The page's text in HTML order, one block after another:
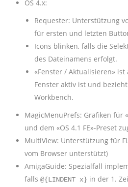
OS 4.x:
Requester: Unterstützung
für ersten und letzten
Icons blinken, falls die
des Dateinamens erfolgt.
«Fenster / Aktualisieren»
Fenster aktiv ist und
Workbench.
MagicMenuPrefs: Grafiken für
und dem «OS 4.1 FE»-Preset
MultiView: Unterstützung für
vom Browser unterstützt)
AmigaGuide: Spezialfall
falls @{LINDENT x} in der 1.